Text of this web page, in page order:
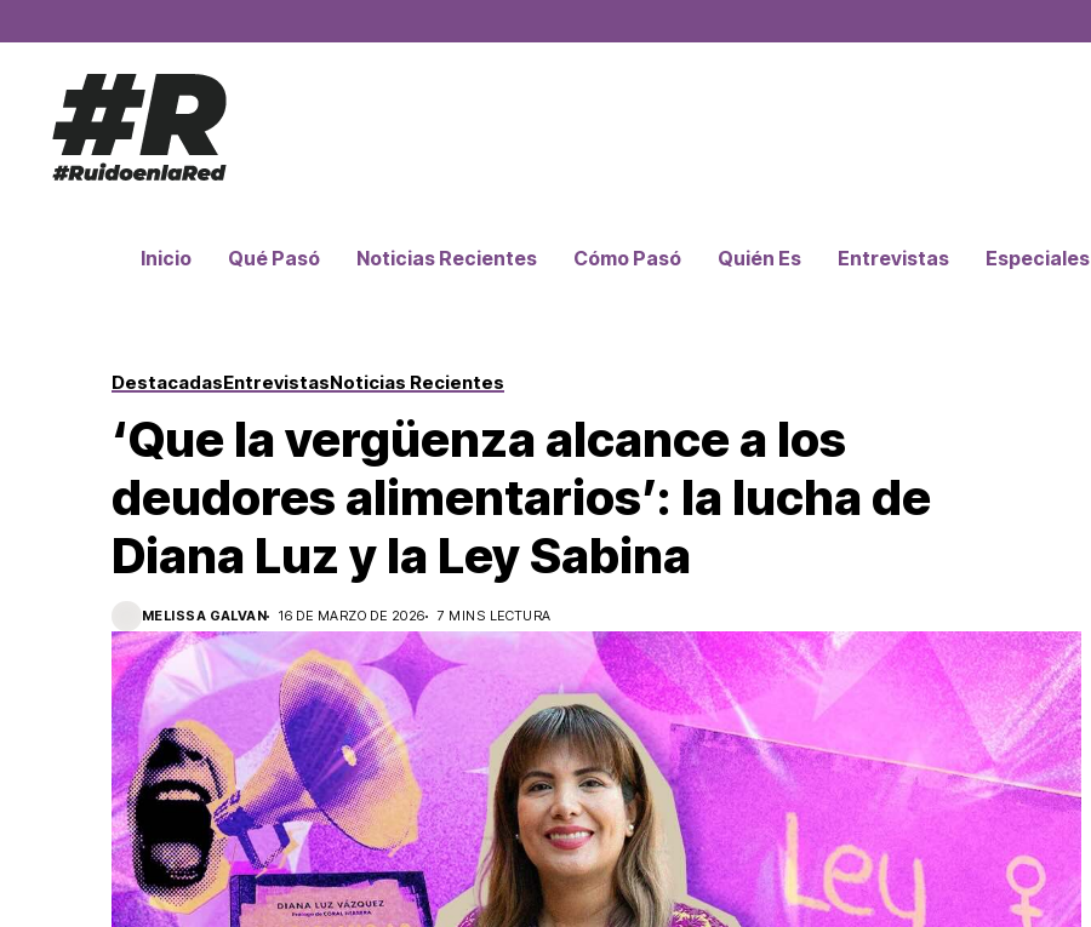
Inicio Qué Pasó Noticias Recientes Cómo Pasó Quién Es Entrevistas Especiales
DestacadasEntrevistasNoticias Recientes
‘Que la vergüenza alcance a los
deudores alimentarios’: la lucha de
Diana Luz y la Ley Sabina
MELISSA GALVAN 16 DE MARZO DE 2026 7 MINS LECTURA